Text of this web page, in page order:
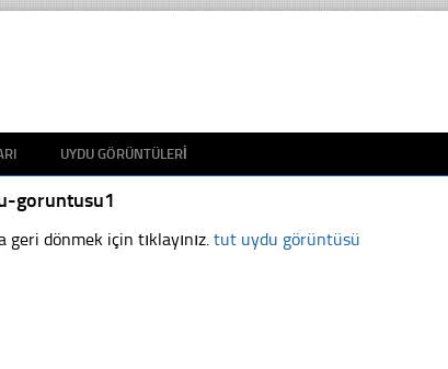
UYDU GÖRÜNTÜLERI
goruntusu1
geri dönmek için tıklayınız.tut uydu görüntüsü